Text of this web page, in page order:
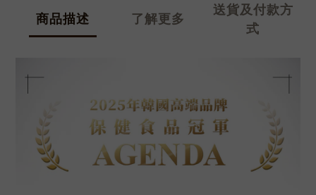
商品描述 了解更多
送貨及付款方
式